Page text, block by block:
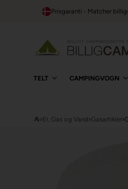
Prisgaranti - Matcher
TELT CAMPINGVOGN
⛺ ›El, Gas og Vand›Gasartikler›